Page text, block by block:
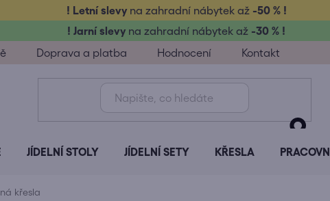
! Letní slevy na zahradní nábytek až-50 % !
! Jarní slevy na zahradní nábytek až -30 % !
Doprava a platba Hodnocení Kontakt
JÍDELNÍ STOLY JÍDELNÍ SETY KŘESLA
křesla